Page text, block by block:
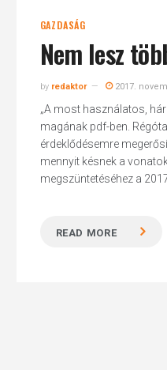
GAZDASÁG
Nem lesz
by redaktor 2017.
„A most használatos,
magának pdf-ben.
érdeklődésemre
mennyit késnek a
megszüntetéséhez a
READ MORE